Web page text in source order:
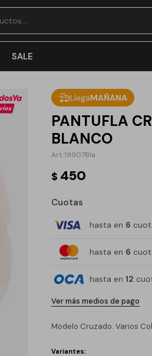
SALE
LlegaMAÑANA
PANTUFLA
BLANCO
19907Bla
$ 450
Cuotas
hasta en 6
hasta en 6
hasta en 12
Ver más medios de pago
Modelo Cruzado. Varios
Variantes: